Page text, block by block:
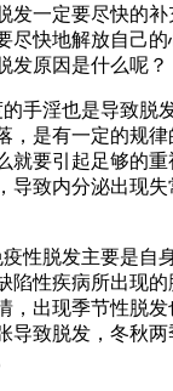
发一定要尽快的
尽快地解放自己
发原因是什么呢？
手淫也是导致脱
，是有一定的规
就要引起足够的
导致内分泌出现
性脱发主要是自
陷性疾病所出现
，出现季节性脱
导致脱发，冬秋